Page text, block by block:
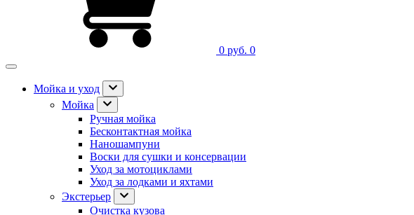
0 руб. 0
Мойка и уход
Мойка
Ручная мойка
Бесконтактная мойка
Наношампуни
Воски для сушки и консервации
Уход за мотоциклами
Уход за лодками и яхтами
Экстерьер
Очистка кузова